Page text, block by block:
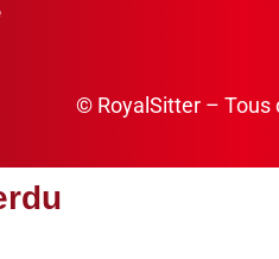
© RoyalSitter – Tous